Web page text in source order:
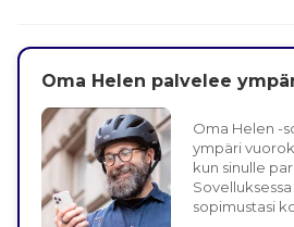
Oma Helen palvelee
Oma Helen -
ympäri
kun sinulle
sopimustasi